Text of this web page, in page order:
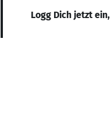
Logg Dich jetzt